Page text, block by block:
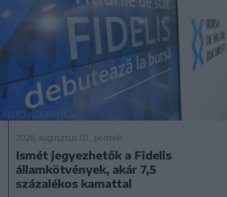
2026. augusztus 07., péntek
Ismét jegyezhetők a Fidelis
államkötvények, akár 7,5
százalékos kamattal